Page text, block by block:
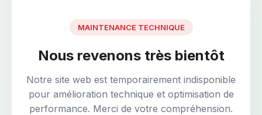
MAINTENANCE TECHNIQUE
Nous revenons très bientôt
Notre site web est temporairement indisponible
pour amélioration technique et optimisation de
performance. Merci de votre compréhension.